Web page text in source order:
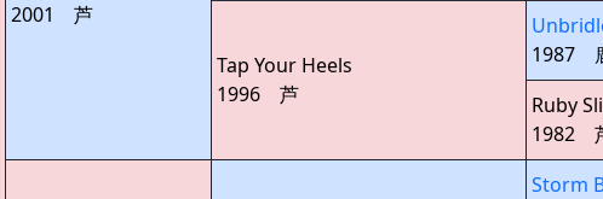
2001 芦
Tap Your Heels
1996 芦
1987
Ruby
1982
Storm